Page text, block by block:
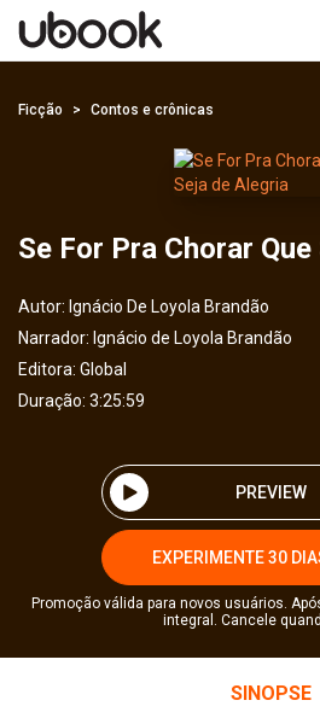
Ficção Contos e crônicas
Se For Pra Chorar
Autor: Ignácio De Loyola Brandão
Narrador: Ignácio de Loyola Brandão
Editora: Global
Duração: 3:25:59
PREVIEW
EXPERIMENTE 30
Promoção válida para novos usuários.
integral. Cancele
SINOPSE